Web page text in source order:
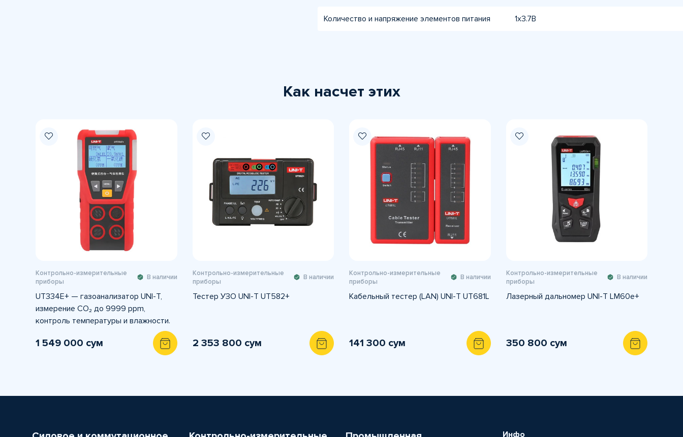
Количество и напряжение элементов питания 1х3.7B
Как насчет этих
Контрольно-измерительные
приборы
В наличии
UT334E+ — газоанализатор UNI-T,
измерение CO₂ до 9999 ppm,
контроль температуры и влажности.
1 549 000 сум
Контрольно-измерительные
приборы
В наличии
Тестер УЗО UNI-T UT582+
2 353 800 сум
Контрольно-измерительные
приборы
В наличии
Кабельный тестер (LAN) UNI-T UT681L
141 300 сум
Контрольно-измерительные
приборы
В наличии
Лазерный дальномер UNI-T LM60e+
350 800 сум
Инфо